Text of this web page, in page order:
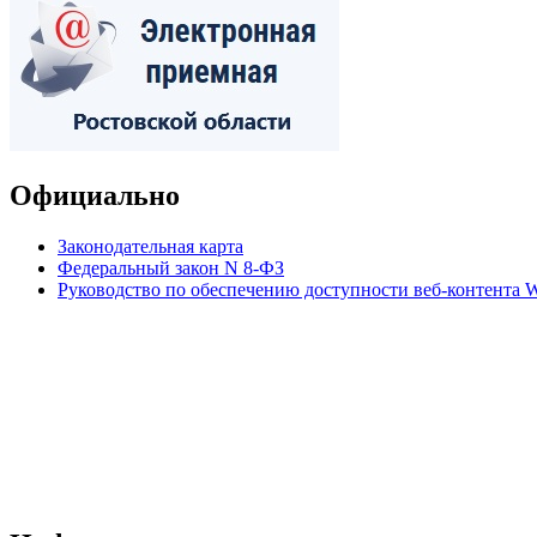
Официально
Законодательная карта
Федеральный закон N 8-ФЗ
Руководство по обеспечению доступности веб-контента